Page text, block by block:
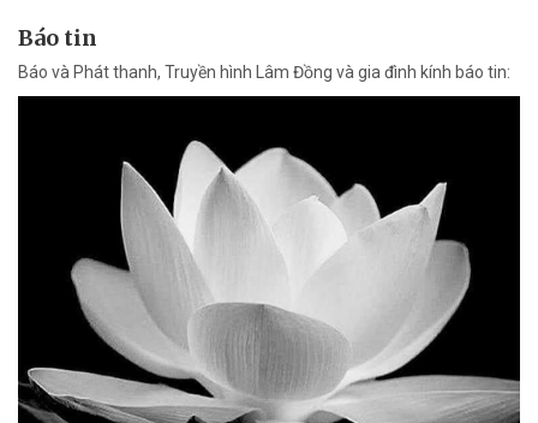
Báo tin
Báo và Phát thanh, Truyền hình Lâm Đồng và gia đình kính báo tin: